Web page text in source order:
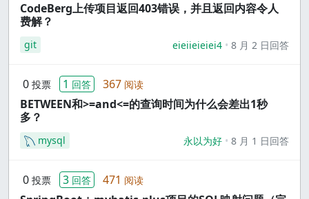
CodeBerg上传项目返回403错误，并且返回内容令人
费解？
git eieiieieiei4 8 月 2 日回答
0 投票 1 回答 367 阅读
BETWEEN和>=and<=的查询时间为什么会差出1秒
多？
mysql 永以为好 8 月 1 日回答
0 投票 3 回答 471 阅读